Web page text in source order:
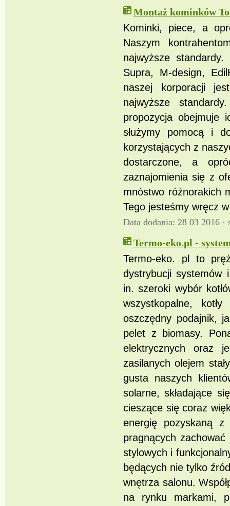
Montaż kominków
Kominki, piece, a
Naszym
najwyższe
Supra, M-design,
naszej korporacji
najwyższe
propozycja obejmuje
służymy pomocą i
korzystających z
dostarczone, a
zaznajomienia się z
mnóstwo różnorakich
Tego jesteśmy wręcz
Data dodania: 28 03 2016 ·
Termo-eko.pl -
Termo-eko. pl to
dystrybucji systemów
in. szeroki wybór
wszystkopalne,
oszczędny podajnik,
pelet z biomasy.
elektrycznych oraz
zasilanych olejem
gusta naszych
solarne, składające
cieszące się coraz
energię pozyskaną z
pragnących
stylowych i
będących nie tylko
wnętrza salonu.
na rynku markami,